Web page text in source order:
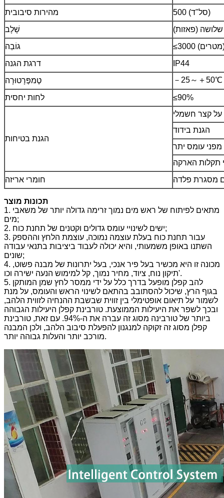
מהירות סיבובית
500 (סל"ד)
שָׁלָב
שלושה (פאזות)
גוֹבַה
דרגת הגנה
IP44
טֶמפֶּרָטוּרָה
－25～＋50℃
לחות יחסית ≤90%
הגנת בטיחות
על קצר חשמלי
הגנת בידוד
מפני עומס יתר
תקלות הארקה
חומרי אריזה
מסגרת פלדה
תכונות מוצר
1. מתאים לפיתוח של ראש מים נמוך זרימה גדולה יותר של משאבי
מים;
2. ישים לשינויי עומס גדולים וקטנים של תחנת כוח;
3. עבור תחנת כוח בעלת עוצמה נמוכה, עוצמת הלחץ וההספק
השתנו באופן משמעותי, והיא יכולה לעבוד ביציבות בתנאי עבודה
שונים;
4. מכונה זו היא מכשיר בעל פיר אנכי, בעל יתרונות של מבנה פשוט,
תיקון נוח, ציוד, מחיר נמוך, קל למימוש הנעה ישירה וכו'.
5. להב קפלן מופעל בדרך כלל על ידי ממסר לחץ שמן המותקן
בגוף הרץ, שיכול להסתובב בהתאם לשינוי הראש והעומס, על מנת
לשמור על תיאום אופטימלי בין זווית שבשבת ההנחיה לזווית הלהב,
ובכך לשפר את היעילות הממוצעת. טורבינת קפלן היעילות הגבוהה
ביותר של טורבינה מסוג זה עברה את ה-94%. עם זאת, טורבינת
קפלן מסוג זה זקוקה למנגנון להפעלת סיבוב הלהב, ולכן המבנה
מורכב יותר והעלות גבוהה יותר.